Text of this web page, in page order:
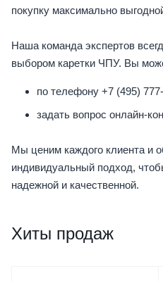
покупку максимально
Наша команда экспертов
выбором каретки ЧПУ. Вы
по телефону +7 (495)
задать вопрос онлайн-
Мы ценим каждого клиента и
индивидуальный подход,
надежной и качественной.
Хиты продаж